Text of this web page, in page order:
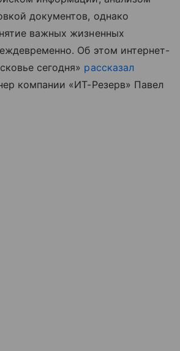
документов, однако
важных жизненных
Об этом интернет-
сегодня» рассказал
компании «ИТ-Резерв» Павел